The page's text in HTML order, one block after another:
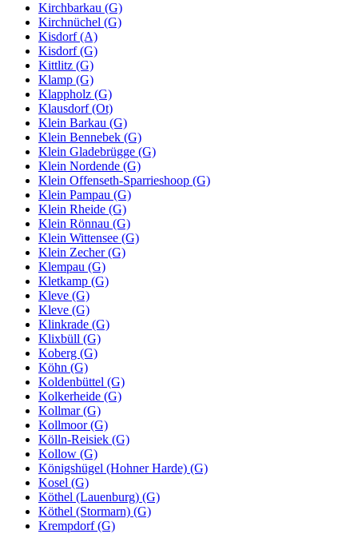
Kirchbarkau (G)
Kirchnüchel (G)
Kisdorf (A)
Kisdorf (G)
Kittlitz (G)
Klamp (G)
Klappholz (G)
Klausdorf (Ot)
Klein Barkau (G)
Klein Bennebek (G)
Klein Gladebrügge (G)
Klein Nordende (G)
Klein Offenseth-Sparrieshoop (G)
Klein Pampau (G)
Klein Rheide (G)
Klein Rönnau (G)
Klein Wittensee (G)
Klein Zecher (G)
Klempau (G)
Kletkamp (G)
Kleve (G)
Kleve (G)
Klinkrade (G)
Klixbüll (G)
Koberg (G)
Köhn (G)
Koldenbüttel (G)
Kolkerheide (G)
Kollmar (G)
Kollmoor (G)
Kölln-Reisiek (G)
Kollow (G)
Königshügel (Hohner Harde) (G)
Kosel (G)
Köthel (Lauenburg) (G)
Köthel (Stormarn) (G)
Krempdorf (G)